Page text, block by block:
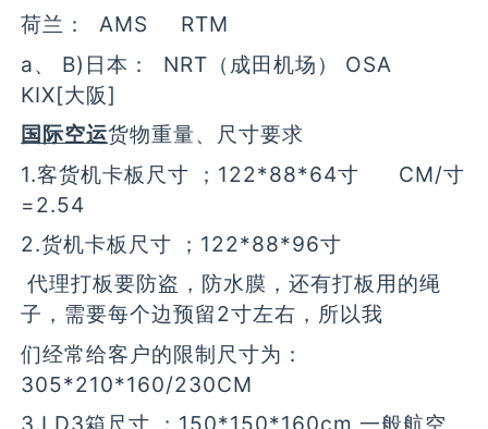
荷兰： AMS RTM
a、 B)日本： NRT（成田机场） OSA
KIX[大阪]
国际空运货物重量、尺寸要求
1.客货机卡板尺寸 ；122*88*64寸 CM/寸
=2.54
2.货机卡板尺寸 ；122*88*96寸
代理打板要防盗，防水膜，还有打板用的绳
子，需要每个边预留2寸左右，所以我
们经常给客户的限制尺寸为：
305*210*160/230CM
3.LD3箱尺寸 ；150*150*160cm,一般航空